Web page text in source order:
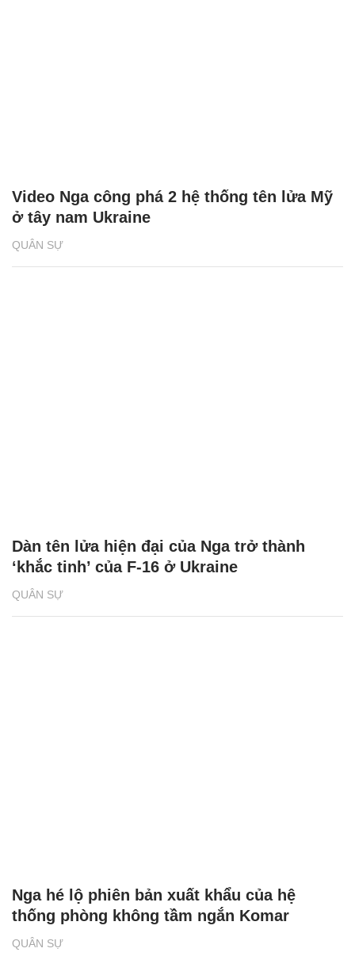
QUÂN SỰ
Video Nga công phá 2 hệ thống tên lửa Mỹ
ở tây nam Ukraine
QUÂN SỰ
Dàn tên lửa hiện đại của Nga trở thành
‘khắc tinh’ của F-16 ở Ukraine
QUÂN SỰ
Nga hé lộ phiên bản xuất khẩu của hệ
thống phòng không tầm ngắn Komar